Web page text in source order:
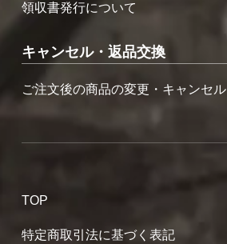
領収書発行について
キャンセル・返品交換
ご注文後の商品の変更・キャンセル
TOP
特定商取引法に基づく表記